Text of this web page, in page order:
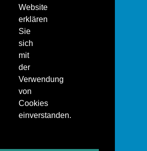
Website
erklären
Sie
sich
mit
der
Verwendung
von
Cookies
einverstanden.